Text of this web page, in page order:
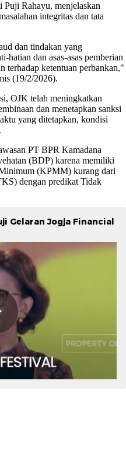
Rahayu, menjelaskan
integritas dan tata
dan tindakan yang
hatian dan asas-asas pemberian
terhadap ketentuan perbankan,"
(19/2/2026).
OJK telah meningkatkan
dan menetapkan sanksi
yang ditetapkan, kondisi
PT BPR Kamadana
(BDP) karena memiliki
(KPMM) kurang dari
dengan predikat Tidak
Gelaran Jogja Financial